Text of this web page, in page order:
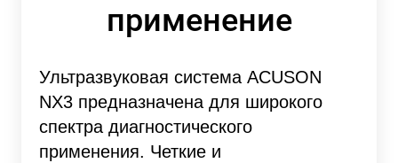
применение
Ультразвуковая система ACUSON
NX3 предназначена для широкого
спектра диагностического
применения. Четкие и